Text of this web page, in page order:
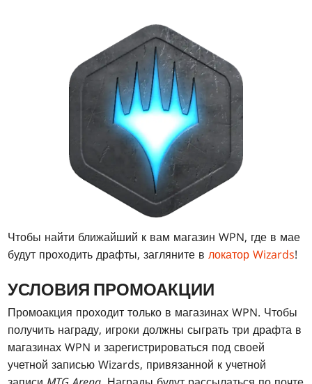
Чтобы найти ближайший к вам магазин WPN, где в мае
будут проходить драфты, загляните влокатор Wizards!
УСЛОВИЯ ПРОМОАКЦИИ
Промоакция проходит только в магазинах WPN. Чтобы
получить награду, игроки должны сыграть три драфта в
магазинах WPN и зарегистрироваться под своей
учетной записью Wizards, привязанной к учетной